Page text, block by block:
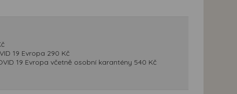
19 Evropa 290 Kč
19 Evropa včetně osobní karantény 540 Kč